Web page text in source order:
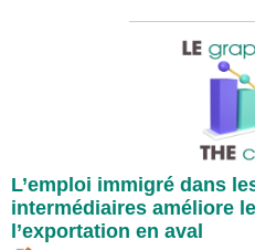
L’emploi immigré dans
intermédiaires améliore
l’exportation en aval